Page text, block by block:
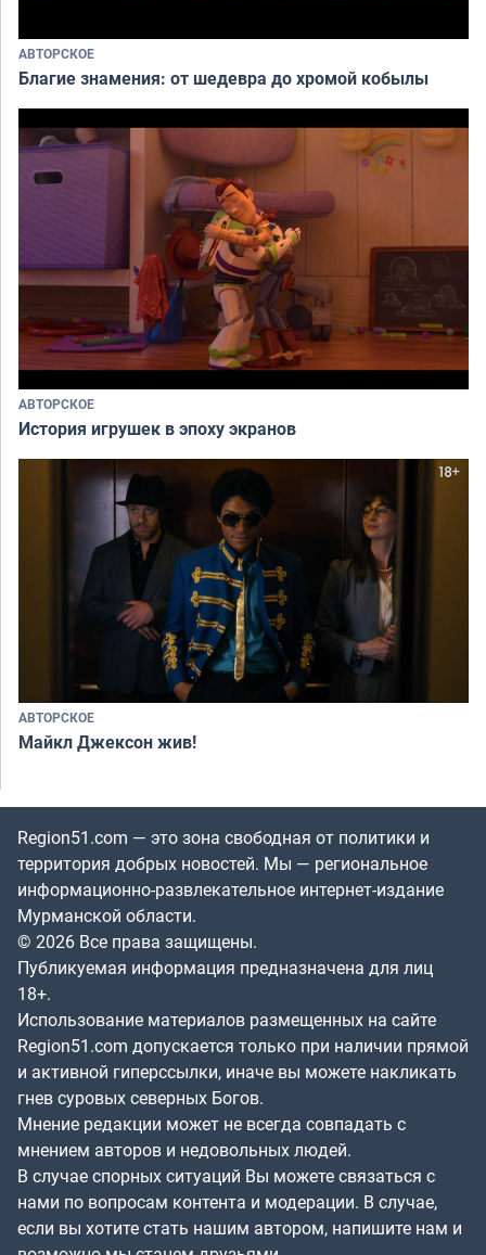
АВТОРСКОЕ
Благие знамения: от шедевра до хромой кобылы
АВТОРСКОЕ
История игрушек в эпоху экранов
АВТОРСКОЕ
Майкл Джексон жив!
Region51.com — это зона свободная от политики и
территория добрых новостей. Мы — региональное
информационно-развлекательное интернет-издание
Мурманской области.
© 2026 Все права защищены.
Публикуемая информация предназначена для лиц
18+.
Использование материалов размещенных на сайте
Region51.com допускается только при наличии прямой
и активной гиперссылки, иначе вы можете накликать
гнев суровых северных Богов.
Мнение редакции может не всегда совпадать с
мнением авторов и недовольных людей.
В случае спорных ситуаций Вы можете связаться с
нами по вопросам контента и модерации. В случае,
если вы хотите стать нашим автором, напишите нам и